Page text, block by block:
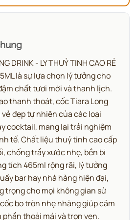
DRINK - LY THUỶ TINH CAO RẺ
là sự lựa chọn lý tưởng cho
chất tươi mới và thanh lịch.
thanh thoát, cốc Tiara Long
đẹp tự nhiên của các loại
cocktail, mang lại trải nghiệm
tế. Chất liệu thuỷ tinh cao cấp
chống trầy xước nhẹ, bền bỉ
tích 465ml rộng rãi, lý tưởng
bar hay nhà hàng hiện đại,
trọng cho mọi không gian sử
bo tròn nhẹ nhàng giúp cảm
thoải mái và trọn vẹn.